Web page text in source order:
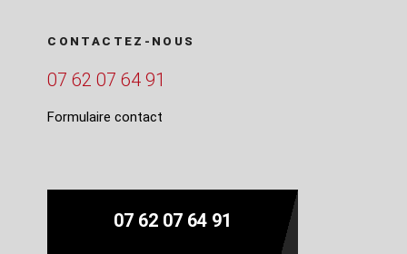
CONTACTEZ-NOUS
07 62 07 64 91
Formulaire contact
07 62 07 64 91